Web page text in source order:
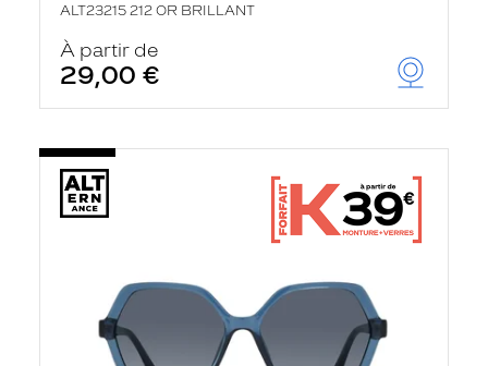
ALT23215 212 OR BRILLANT
À partir de
29,00 €